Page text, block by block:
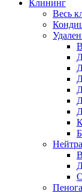
Клининг
Весь